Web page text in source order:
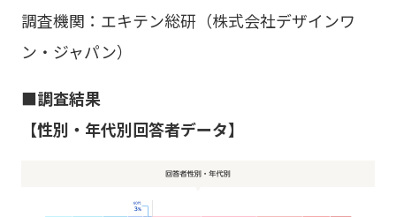
調査機関：エキテン総研（株式会社デザインワ
ン・ジャパン）
■調査結果
【性別・年代別回答者データ】